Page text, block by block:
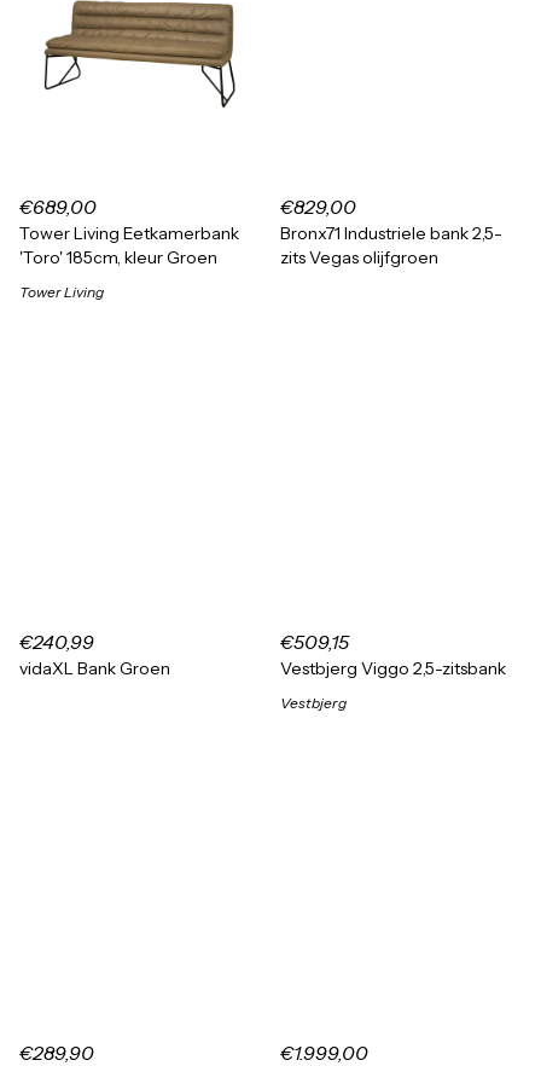
€689,00
Tower Living Eetkamerbank
'Toro' 185cm, kleur Groen
Tower Living
€829,00
Bronx71 Industriele bank 2,5-
zits Vegas olijfgroen
€240,99
vidaXL Bank Groen
€509,15
Vestbjerg Viggo 2,5-zitsbank
Vestbjerg
€289,90 €1.999,00